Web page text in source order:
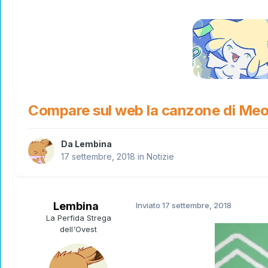
Compare sul web la canzone di
Da Lembina
17 settembre, 2018 in Notizie
Lembina
La Perfida Strega
dell'Ovest
Inviato 17 settembre, 2018